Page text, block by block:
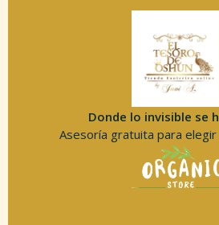
Donde lo invisible se
Asesoría gratuita para